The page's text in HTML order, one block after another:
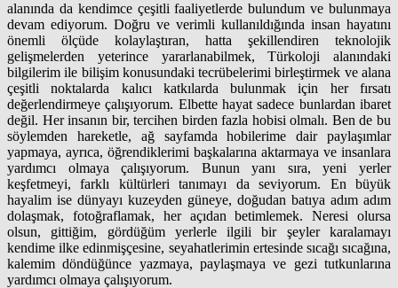
alanında da kendimce çeşitli faaliyetlerde bulundum ve bulunmaya
devam ediyorum. Doğru ve verimli kullanıldığında insan hayatını
önemli ölçüde kolaylaştıran, hatta şekillendiren teknolojik
gelişmelerden yeterince yararlanabilmek, Türkoloji alanındaki
bilgilerim ile bilişim konusundaki tecrübelerimi birleştirmek ve alana
çeşitli noktalarda kalıcı katkılarda bulunmak için her fırsatı
değerlendirmeye çalışıyorum. Elbette hayat sadece bunlardan ibaret
değil. Her insanın bir, tercihen birden fazla hobisi olmalı. Ben de bu
söylemden hareketle, ağ sayfamda hobilerime dair paylaşımlar
yapmaya, ayrıca, öğrendiklerimi başkalarına aktarmaya ve insanlara
yardımcı olmaya çalışıyorum. Bunun yanı sıra, yeni yerler
keşfetmeyi, farklı kültürleri tanımayı da seviyorum. En büyük
hayalim ise dünyayı kuzeyden güneye, doğudan batıya adım adım
dolaşmak, fotoğraflamak, her açıdan betimlemek. Neresi olursa
olsun, gittiğim, gördüğüm yerlerle ilgili bir şeyler karalamayı
kendime ilke edinmişçesine, seyahatlerimin ertesinde sıcağı sıcağına,
kalemim döndüğünce yazmaya, paylaşmaya ve gezi tutkunlarına
yardımcı olmaya çalışıyorum.